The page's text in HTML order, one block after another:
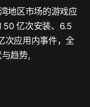
地区市场的游戏应
50 亿次安装、6.5
次应用内事件，全
趋势,